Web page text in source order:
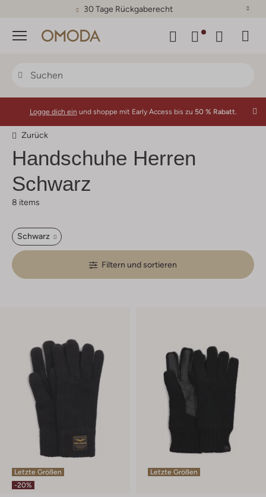
30 Tage Rückgaberecht
Menü
Logge dich ein und shoppe mit Early Access bis zu 50 % Rabatt.
Zurück
Handschuhe Herren
Schwarz
8 items
Schwarz
Filtern und sortieren
Letzte Größen
-20%
Letzte Größen